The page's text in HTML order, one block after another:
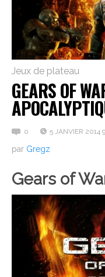
Jeux de plateau
GEARS OF
0 5 JANVIER 2014
par Gregz
Gears of